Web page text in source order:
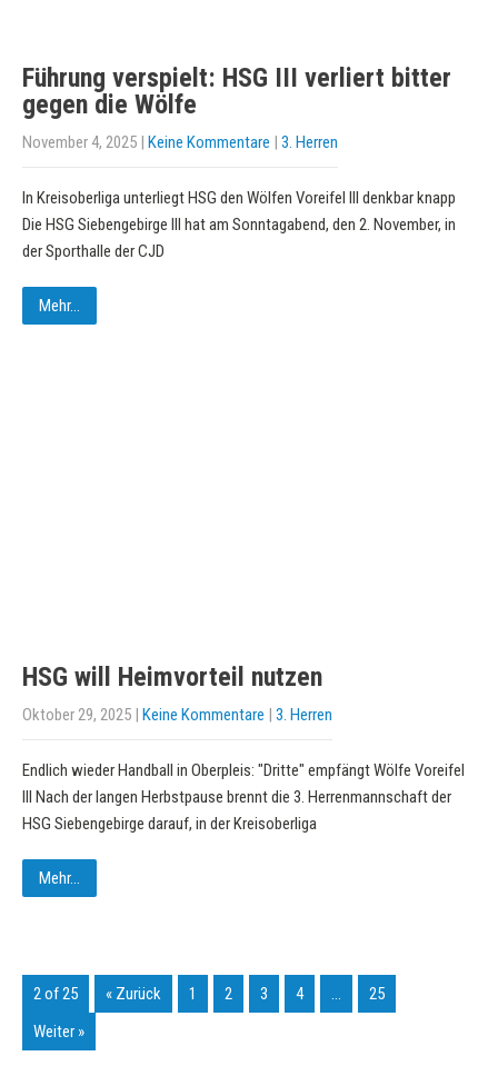
Führung verspielt: HSG III verliert bitter
gegen die Wölfe
November 4, 2025 | Keine Kommentare | 3. Herren
In Kreisoberliga unterliegt HSG den Wölfen Voreifel III denkbar knapp
Die HSG Siebengebirge III hat am Sonntagabend, den 2. November, in
der Sporthalle der CJD
Mehr...
HSG will Heimvorteil nutzen
Oktober 29, 2025 | Keine Kommentare | 3. Herren
Endlich wieder Handball in Oberpleis: "Dritte" empfängt Wölfe Voreifel
III Nach der langen Herbstpause brennt die 3. Herrenmannschaft der
HSG Siebengebirge darauf, in der Kreisoberliga
Mehr...
2 of 25 « Zurück 1 2 3 4 …
25
Weiter »